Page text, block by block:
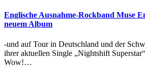
Englische Ausnahme-Rockband Muse
neuem Album
-und auf Tour in Deutschland und der
ihrer aktuellen Single „Nightshift
Wow!…